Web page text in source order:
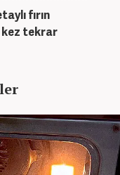
fırın
kez tekrar